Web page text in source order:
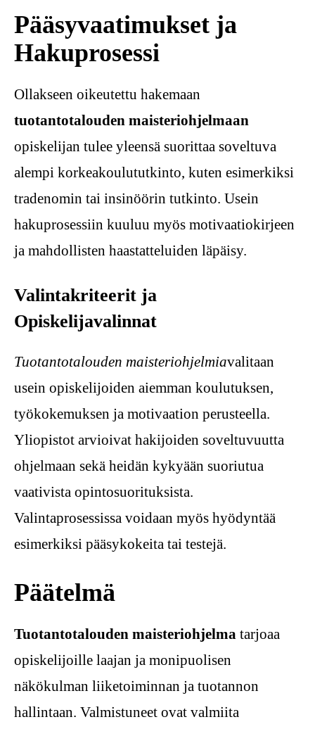
Pääsyvaatimukset ja
Hakuprosessi
Ollakseen oikeutettu hakemaan
tuotantotalouden maisteriohjelmaan
opiskelijan tulee yleensä suorittaa soveltuva
alempi korkeakoulututkinto, kuten esimerkiksi
tradenomin tai insinöörin tutkinto. Usein
hakuprosessiin kuuluu myös motivaatiokirjeen
ja mahdollisten haastatteluiden läpäisy.
Valintakriteerit ja
Opiskelijavalinnat
Tuotantotalouden maisteriohjelmiavalitaan
usein opiskelijoiden aiemman koulutuksen,
työkokemuksen ja motivaation perusteella.
Yliopistot arvioivat hakijoiden soveltuvuutta
ohjelmaan sekä heidän kykyään suoriutua
vaativista opintosuorituksista.
Valintaprosessissa voidaan myös hyödyntää
esimerkiksi pääsykokeita tai testejä.
Päätelmä
Tuotantotalouden maisteriohjelma tarjoaa
opiskelijoille laajan ja monipuolisen
näkökulman liiketoiminnan ja tuotannon
hallintaan. Valmistuneet ovat valmiita